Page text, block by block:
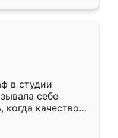
в студии
себе
когда качеством
уже почти